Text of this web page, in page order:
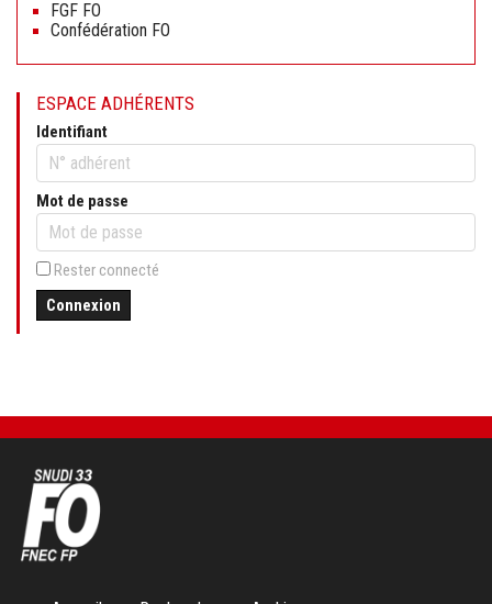
FGF FO
Confédération FO
ESPACE ADHÉRENTS
Identifiant
Mot de passe
Rester connecté
Connexion